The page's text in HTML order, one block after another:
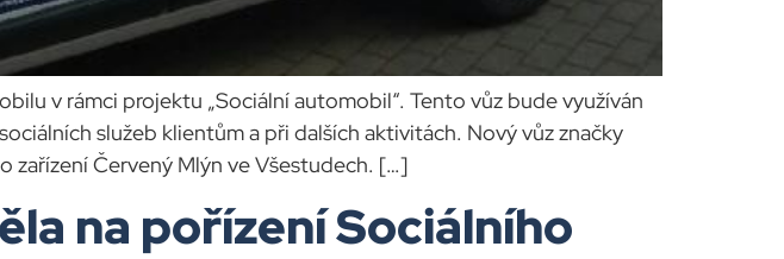
v rámci projektu „Sociální automobil“. Tento vůz bude využíván
služeb klientům a při dalších aktivitách. Nový vůz značky
zařízení Červený Mlýn ve Všestudech. […]
na pořízení Sociálního